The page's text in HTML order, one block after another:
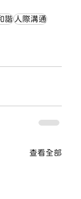
諧人際溝通
查看全部